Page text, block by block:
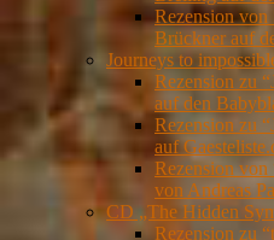
Rezension
Brückner auf
Journeys to
Rezension zu
auf den
Rezension zu
auf
Rezension von
von Andreas
CD „The Hidden
Rezension zu